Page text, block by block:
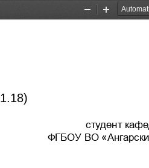
Zoom
Zoom
студент
ФГБОУ ВО